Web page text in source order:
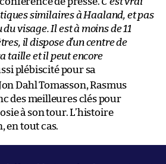
similaires à Haaland, et pas
visage. Il est à moins de 11
il dispose d’un centre de
taille et il peut encore
plébiscité pour sa
Dahl Tomasson, Rasmus
des meilleures clés pour
à son tour. L’histoire
en tout cas.